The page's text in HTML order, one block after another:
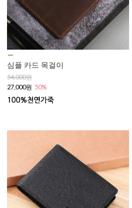
심플 카드 목걸이
54,000원
27,000원 50%